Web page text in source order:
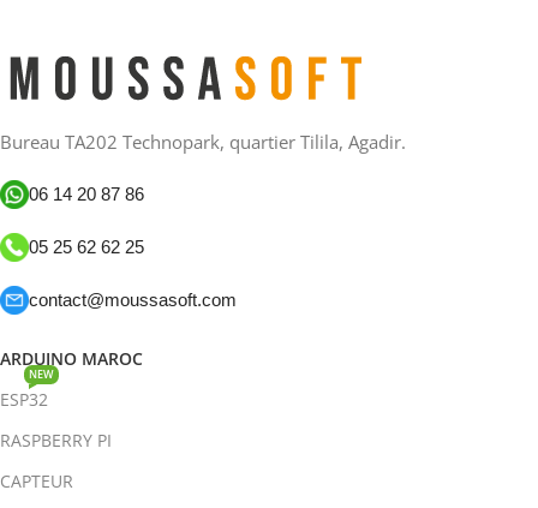
Bureau TA202 Technopark, quartier Tilila, Agadir.
06 14 20 87 86
05 25 62 62 25
contact@moussasoft.com
ARDUINO MAROC
ESP32
NEW
RASPBERRY PI
CAPTEUR